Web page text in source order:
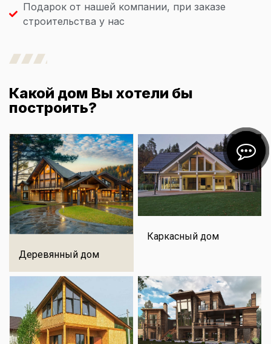
Подарок от нашей компании, при заказе
строительства у нас
Какой дом Вы хотели бы
построить?
Деревянный дом
Каркасный дом